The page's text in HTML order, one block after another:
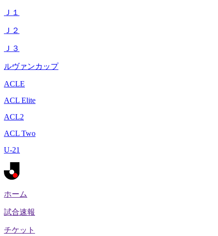
Ｊ１
Ｊ２
Ｊ３
ルヴァンカップ
ACLE
ACL Elite
ACL2
ACL Two
U-21
ホーム
試合速報
チケット